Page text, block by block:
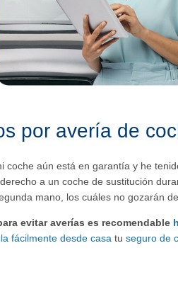
por avería de
coche aún está en garantía y he
a un coche de sustitución
mano, los cuáles no gozarán
evitar averías es recomendable
fácilmente desde casatu seguro de